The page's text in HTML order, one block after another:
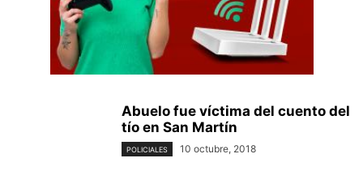
Abuelo fue víctima del cuento del
tío en San Martín
POLICIALES 10 octubre, 2018